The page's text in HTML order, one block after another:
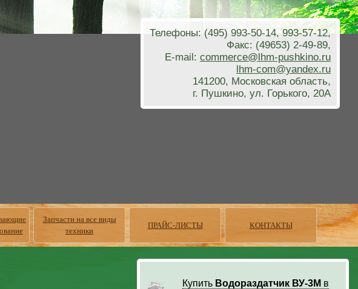
Запчасти на все виды
техники
ПРАЙС-ЛИСТЫ КОНТАКТЫ
Купить Водораздатчик ВУ-3М в
Телефоны: (495) 993-50-14, 993-57-12,
Факс: (49653) 2-49-89,
E-mail: commerce@lhm-pushkino.ru
lhm-com@yandex.ru
141200, Московская область,
г. Пушкино, ул. Горького, 20А